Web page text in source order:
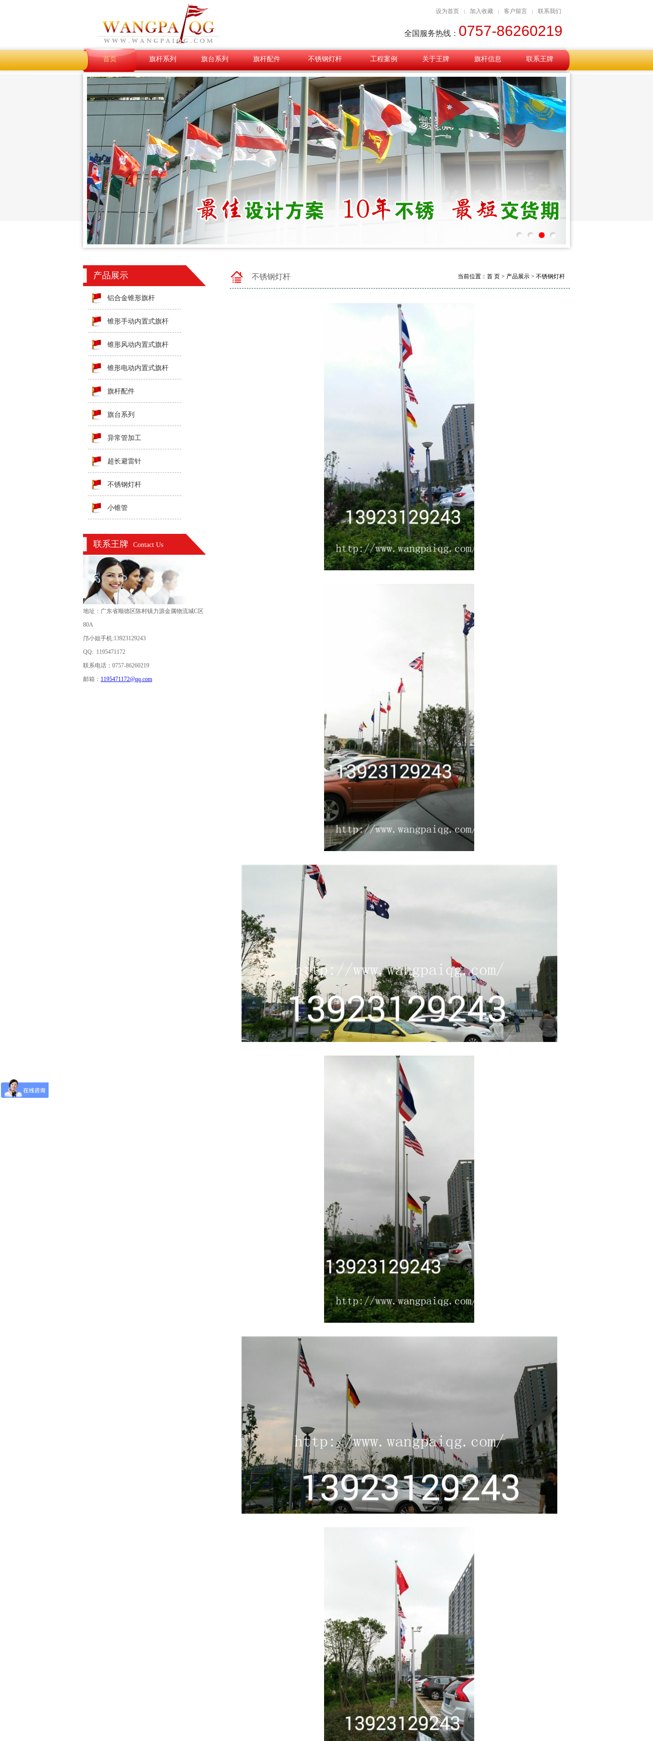
设为首页 | 加入收藏 | 客户留言 | 联系我们
全国服务热线： 0757-86260219
首页 旗杆系列 旗台系列 旗杆配件 不锈钢灯杆 工程案例 关于王牌 旗杆信息 联系王牌
产品展示
铝合金锥形旗杆
锥形手动内置式旗杆
锥形风动内置式旗杆
锥形电动内置式旗杆
旗杆配件
旗台系列
异常管加工
超长避雷针
不锈钢灯杆
小锥管
联系王牌 Contact Us
地址：广东省顺德区陈村镇力源金属物流城C区
80A
邝小姐手机:13923129243
QQ: 1195471172
联系电话：0757-86260219
邮箱： 1195471172@qq.com
不锈钢灯杆 当前位置：首 页 > 产品展示 > 不锈钢灯杆